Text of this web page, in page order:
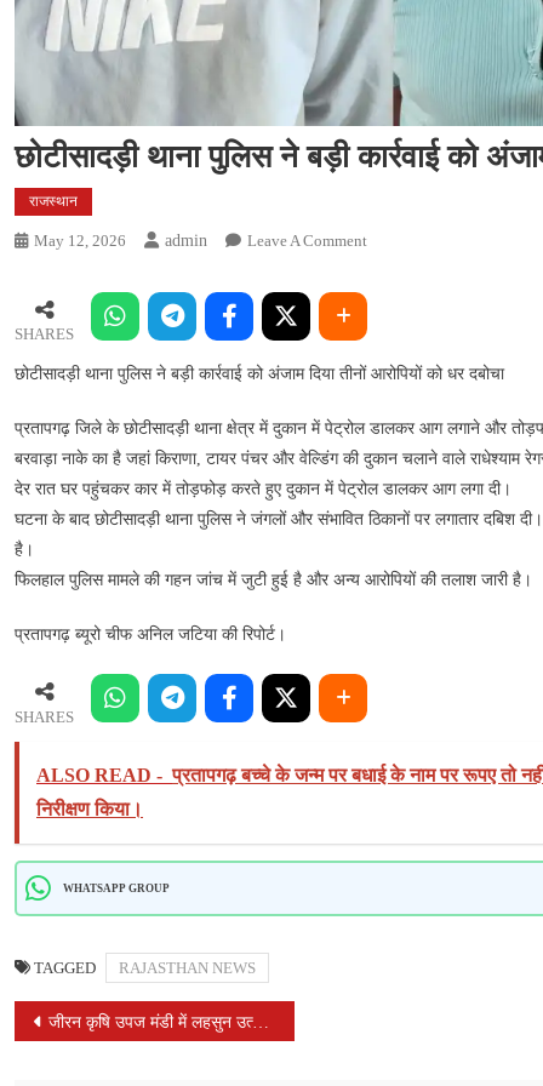
छोटीसादड़ी थाना पुलिस ने बड़ी कार्रवाई को
राजस्थान
May 12, 2026 Admin Leave A CommentOn
बड़ी
को
अंजाम
दिया
तीनों
को
SHARES
छोटीसादड़ी थाना पुलिस ने बड़ी कार्रवाई को अंजाम दिया तीनों आरोपियों को धर दबोचा
प्रतापगढ़ जिले के छोटीसादड़ी थाना क्षेत्र में दुकान में पेट्रोल डालकर आग लगाने और
बरवाड़ा नाके का है जहां किराणा, टायर पंचर और वेल्डिंग की दुकान चलाने वाले राधेश्याम
देर रात घर पहुंचकर कार में तोड़फोड़ करते हुए दुकान में पेट्रोल डालकर आग लगा दी।
घटना के बाद छोटीसादड़ी थाना पुलिस ने जंगलों और संभावित ठिकानों पर लगातार दबिश
है।
फिलहाल पुलिस मामले की गहन जांच में जुटी हुई है और अन्य आरोपियों की तलाश जारी है।
प्रतापगढ़ ब्यूरो चीफ अनिल जटिया की रिपोर्ट।
SHARES
ALSO READ - प्रतापगढ़ बच्चे के जन्म पर बधाई के नाम पर रूपए तो
निरीक्षण किया।
WHATSAPP GROUP
TAGGED RAJASTHAN NEWS
POST
जीरन कृषि उपज मंडी में लहसुन उत्पादक किसानों से वैज्ञानिकों ने किया संवाद